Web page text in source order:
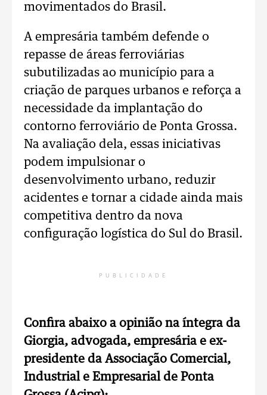
movimentados do Brasil.
A empresária também defende o
repasse de áreas ferroviárias
subutilizadas ao município para a
criação de parques urbanos e reforça a
necessidade da implantação do
contorno ferroviário de Ponta Grossa.
Na avaliação dela, essas iniciativas
podem impulsionar o
desenvolvimento urbano, reduzir
acidentes e tornar a cidade ainda mais
competitiva dentro da nova
configuração logística do Sul do Brasil.
PUBLICIDADE
Confira abaixo a opinião na íntegra da
Giorgia, advogada, empresária e ex-
presidente da Associação Comercial,
Industrial e Empresarial de Ponta